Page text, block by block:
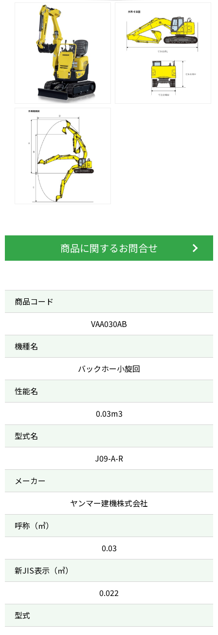
商品に関するお問合せ
商品コード
VAA030AB
機種名
バックホー小旋回
性能名
0.03m3
型式名
J09-A-R
メーカー
ヤンマー建機株式会社
呼称（㎥）
0.03
新JIS表示（㎥）
0.022
型式